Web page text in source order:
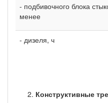
- подбивочного блока
менее
- дизеля, ч
Конструктивные